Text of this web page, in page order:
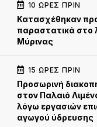
10 ΏΡΕΣ ΠΡΙΝ
Κατασχέθηκαν
παραστατικά στο
Μύρινας
15 ΏΡΕΣ ΠΡΙΝ
Προσωρινή
στον Παλαιό
λόγω εργασιών
αγωγού ύδρευσης